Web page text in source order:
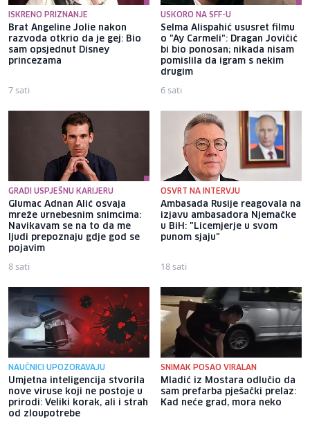
ISKRENO PRIZNANJE
Brat Angeline Jolie nakon
razvoda otkrio da je gej: Bio
sam opsjednut Disney
princezama
7 sati
USKORO NA SFF-U
Selma Alispahić ususret filmu
o "Ay Carmeli": Dragan Jovičić
bi bio ponosan; nikada nisam
pomislila da igram s nekim
drugim
6 sati
GRADI USPJEŠNU KARIJERU
Glumac Adnan Alić osvaja
mreže urnebesnim snimcima:
Navikavam se na to da me
ljudi prepoznaju gdje god se
pojavim
8 sati
OSVRT NA INTERVJU
Ambasada Rusije reagovala na
izjavu ambasadora Njemačke
u BiH: "Licemjerje u svom
punom sjaju"
18 sati
NAUČNICI UPOZORAVAJU
Umjetna inteligencija stvorila
nove viruse koji ne postoje u
prirodi: Veliki korak, ali i strah
od zloupotrebe
SNIMAK POSAO VIRALAN
Mladić iz Mostara odlučio da
sam prefarba pješački prelaz:
Kad neće grad, mora neko